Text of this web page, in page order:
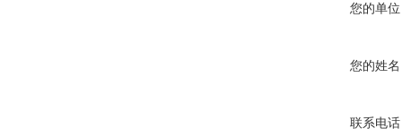
您的单位
您的姓名
联系电话